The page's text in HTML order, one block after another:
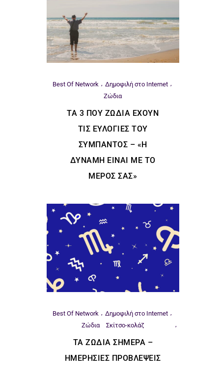
Best Of Network
Δημοφιλή στο Internet
Ζώδια
ΤΑ 3 ΠΟΥ ΖΏΔΙΑ ΈΧΟΥΝ
ΤΙΣ ΕΥΛΟΓΊΕΣ ΤΟΥ
ΣΎΜΠΑΝΤΟΣ – «Η
ΔΎΝΑΜΗ ΕΊΝΑΙ ΜΕ ΤΟ
ΜΈΡΟΣ ΣΑΣ»
Best Of Network
Δημοφιλή στο Internet
Ζώδια
Σκίτσο-κολάζ
ΤΑ ΖΏΔΙΑ ΣΉΜΕΡΑ –
ΗΜΕΡΉΣΙΕΣ ΠΡΟΒΛΈΨΕΙΣ